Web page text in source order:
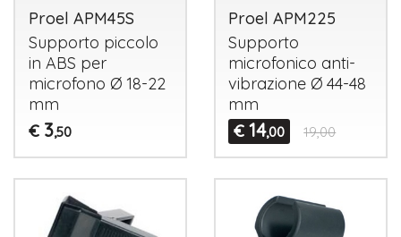
Proel APM45S
Supporto piccolo
in ABS per
microfono Ø 18-22
mm
€ 3,50
Proel APM225
Supporto
microfonico anti-
vibrazione Ø 44-48
mm
€ 14,00 19,00